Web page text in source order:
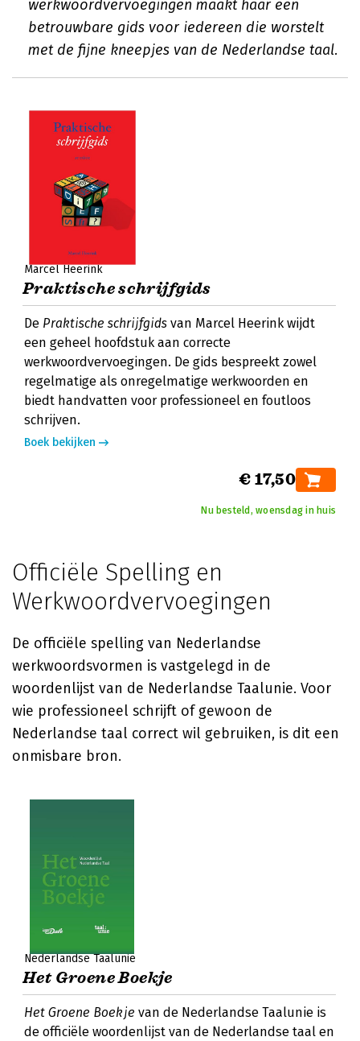
werkwoordvervoegingen maakt haar een
betrouwbare gids voor iedereen die worstelt
met de fijne kneepjes van de Nederlandse taal.
Marcel Heerink
Praktische schrijfgids
De Praktische schrijfgids van Marcel Heerink wijdt
een geheel hoofdstuk aan correcte
werkwoordvervoegingen. De gids bespreekt zowel
regelmatige als onregelmatige werkwoorden en
biedt handvatten voor professioneel en foutloos
schrijven.
Boek bekijken
€ 17,50
Nu besteld, woensdag in huis
Officiële Spelling en
Werkwoordvervoegingen
De officiële spelling van Nederlandse
werkwoordsvormen is vastgelegd in de
woordenlijst van de Nederlandse Taalunie. Voor
wie professioneel schrijft of gewoon de
Nederlandse taal correct wil gebruiken, is dit een
onmisbare bron.
Nederlandse Taalunie
Het Groene Boekje
Het Groene Boekje van de Nederlandse Taalunie is
de officiële woordenlijst van de Nederlandse taal en